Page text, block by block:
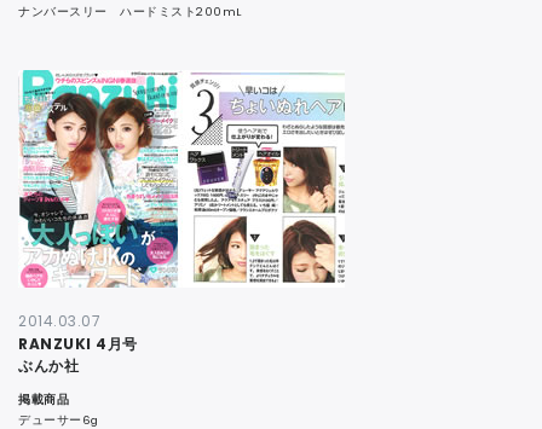
ナンバースリー ハードミスト200mL
2014.03.07
RANZUKI 4月号
ぶんか社
掲載商品
デューサー6g